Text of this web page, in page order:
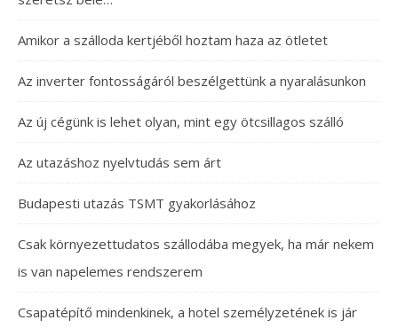
Amikor a szálloda kertjéből hoztam haza az ötletet
Az inverter fontosságáról beszélgettünk a nyaralásunkon
Az új cégünk is lehet olyan, mint egy ötcsillagos szálló
Az utazáshoz nyelvtudás sem árt
Budapesti utazás TSMT gyakorlásához
Csak környezettudatos szállodába megyek, ha már nekem
is van napelemes rendszerem
Csapatépítő mindenkinek, a hotel személyzetének is jár